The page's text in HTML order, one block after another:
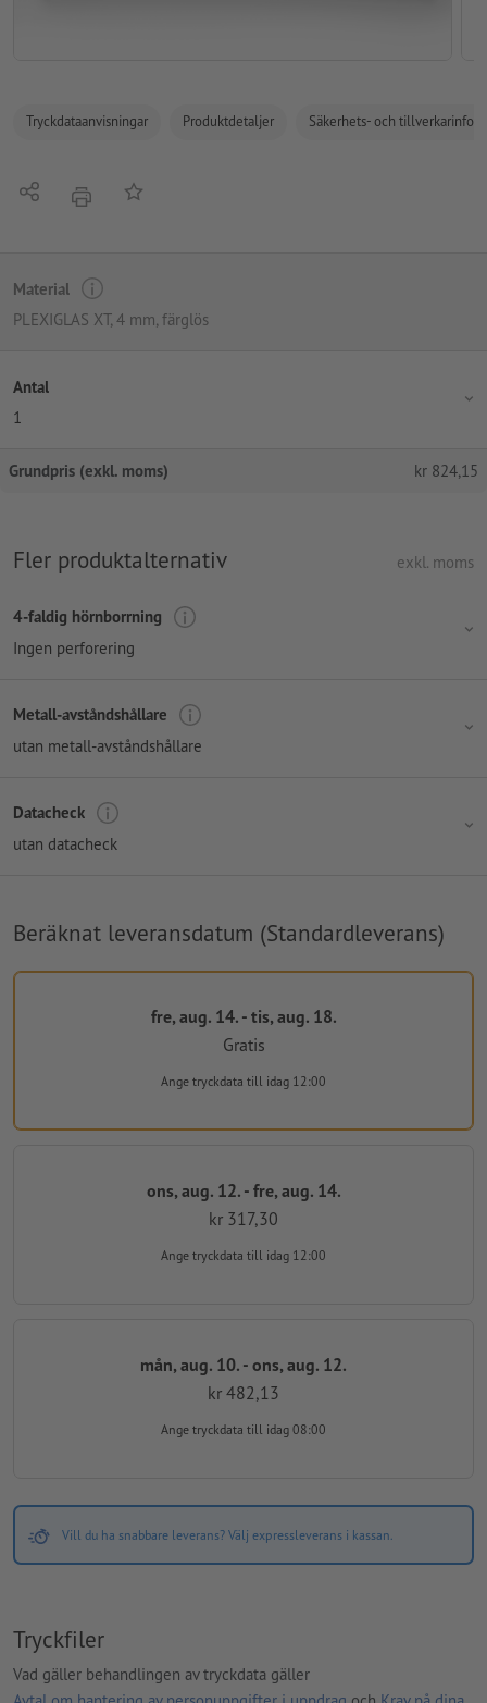
Tryckdataanvisningar Produktdetaljer Säkerhets- och
Dela erbjudandePå anteckningslistan
Material
PLEXIGLAS XT, 4 mm, färglös
Antal
1
Grundpris (exkl. moms) kr 824,15
Fler produktalternativ exkl. moms
4-faldig hörnborrning
Ingen perforering
Metall-avståndshållare
utan metall-avståndshållare
Datacheck
utan datacheck
Beräknat leveransdatum (Standardleverans)
fre, aug. 14. - tis, aug. 18.
Gratis
Ange tryckdata till idag 12:00
ons, aug. 12. - fre, aug. 14.
kr 317,30
Ange tryckdata till idag 12:00
mån, aug. 10. - ons, aug. 12.
kr 482,13
Ange tryckdata till idag 08:00
Vill du ha snabbare leverans? Välj expressleverans i kassan.
Tryckfiler
Vad gäller behandlingen av tryckdata gäller